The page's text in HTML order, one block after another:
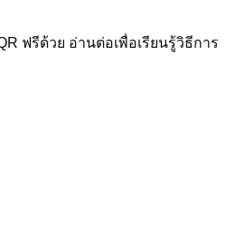
ฟรีด้วย อ่านต่อเพื่อเรียนรู้วิธีการ